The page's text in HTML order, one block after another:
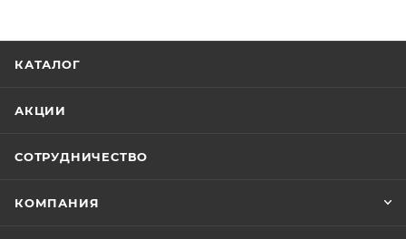
КАТАЛОГ
АКЦИИ
СОТРУДНИЧЕСТВО
КОМПАНИЯ